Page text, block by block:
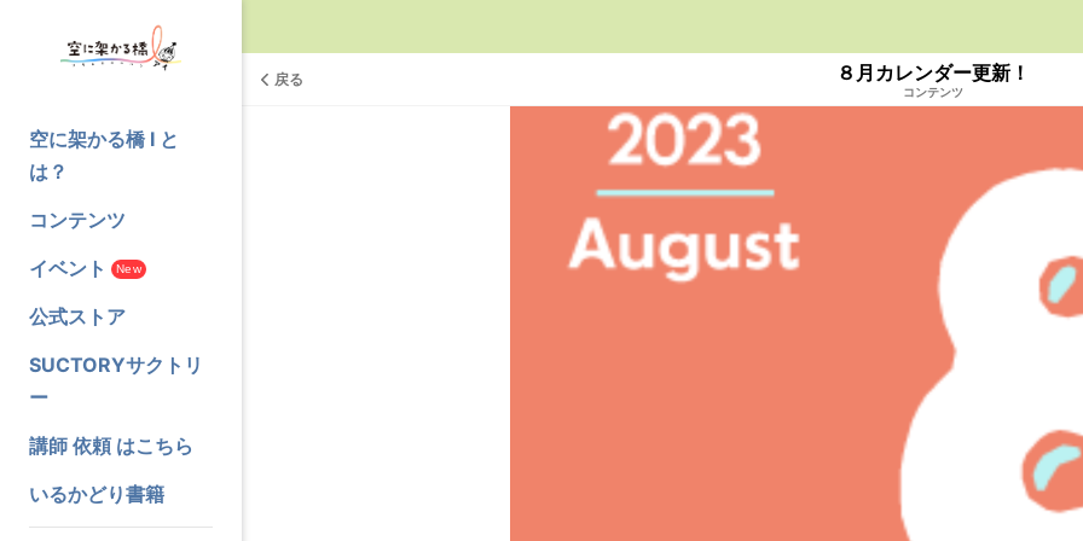
空に架かる橋 I と
は？
コンテンツ
イベント
New
公式ストア
SUCTORYサクトリ
ー
講師 依頼 はこちら
いるかどり書籍
戻る ８月カレンダー更新！
コンテンツ